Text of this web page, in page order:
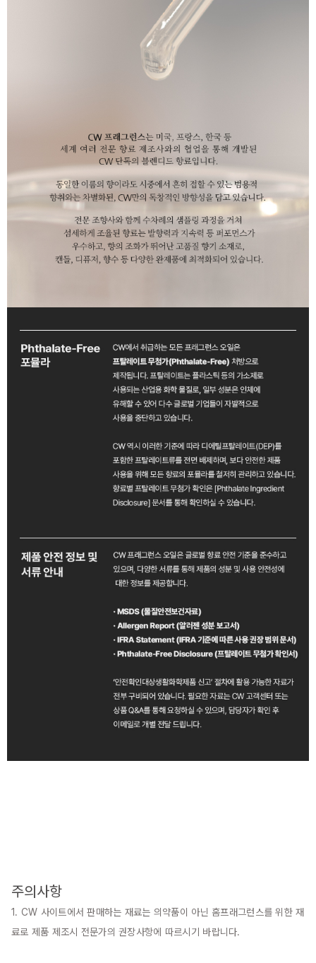
주의사항
1. CW 사이트에서 판매하는 재료는 의약품이 아닌 홈프래그런스를 위한 재
료로 제품 제조시 전문가의 권장사항에 따르시기 바랍니다.